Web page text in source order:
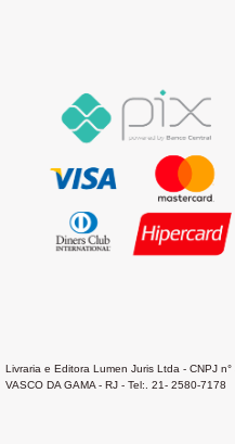
Livraria e Editora Lumen Juris Ltda - CNPJ
VASCO DA GAMA - RJ - Tel:. 21- 2580-7178